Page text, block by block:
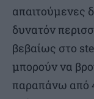
απαιτούμενες
δυνατόν
βεβαίως στο
μπορούν να
παραπάνω από